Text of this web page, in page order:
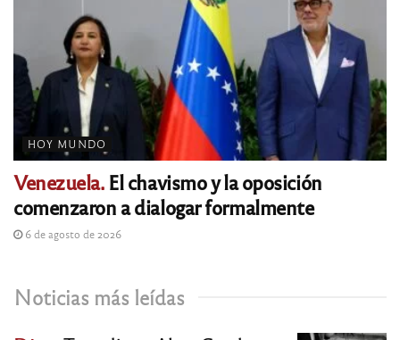
HOY MUNDO
Venezuela.El chavismo y la oposición
comenzaron a dialogar formalmente
6 de agosto de 2026
Noticias más leídas